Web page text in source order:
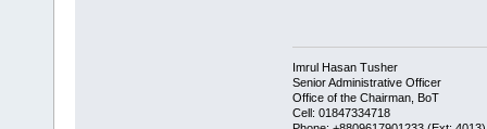
Imrul Hasan Tusher
Senior Administrative Officer
Office of the Chairman, BoT
Cell: 01847334718